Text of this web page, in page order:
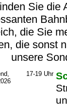
Sie die
die Sie
die sonst
unsere
17-19 Uhr